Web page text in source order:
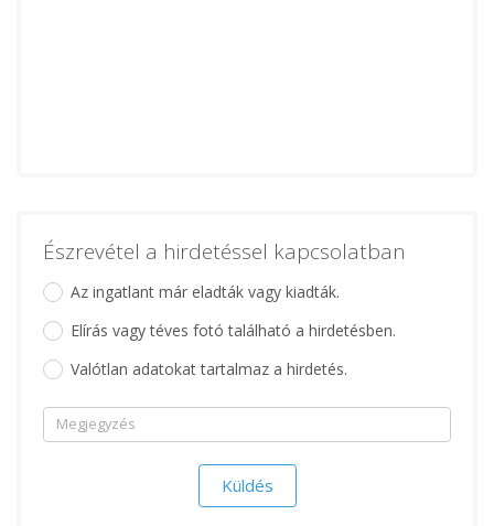
Észrevétel a hirdetéssel kapcsolatban
Az ingatlant már eladták vagy kiadták.
Elírás vagy téves fotó található a hirdetésben.
Valótlan adatokat tartalmaz a hirdetés.